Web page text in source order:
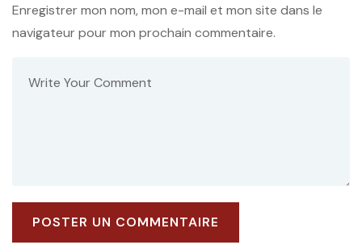
Enregistrer mon nom, mon e-mail et mon site dans le
navigateur pour mon prochain commentaire.